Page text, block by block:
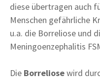
diese übertragen auch
Menschen gefährliche
u.a. die Borreliose und
Meningoenzephalitis
Die Borreliosewird